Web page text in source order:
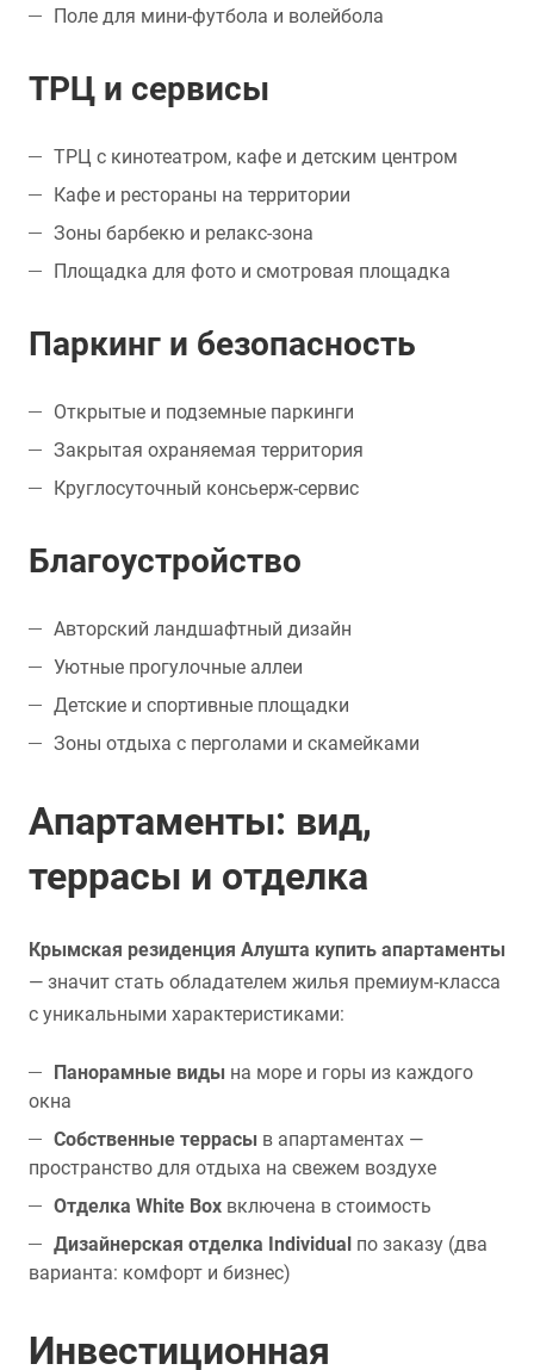
Поле для мини-футбола и волейбола
ТРЦ и сервисы
ТРЦ с кинотеатром, кафе и детским центром
Кафе и рестораны на территории
Зоны барбекю и релакс-зона
Площадка для фото и смотровая площадка
Паркинг и безопасность
Открытые и подземные паркинги
Закрытая охраняемая территория
Круглосуточный консьерж-сервис
Благоустройство
Авторский ландшафтный дизайн
Уютные прогулочные аллеи
Детские и спортивные площадки
Зоны отдыха с перголами и скамейками
Апартаменты: вид,
террасы и отделка
Крымская резиденция Алушта купить апартаменты
— значит стать обладателем жилья премиум-класса
с уникальными характеристиками:
Панорамные виды на море и горы из каждого
окна
Собственные террасы в апартаментах —
пространство для отдыха на свежем воздухе
Отделка White Box включена в стоимость
Дизайнерская отделка Individual по заказу (два
варианта: комфорт и бизнес)
Инвестиционная